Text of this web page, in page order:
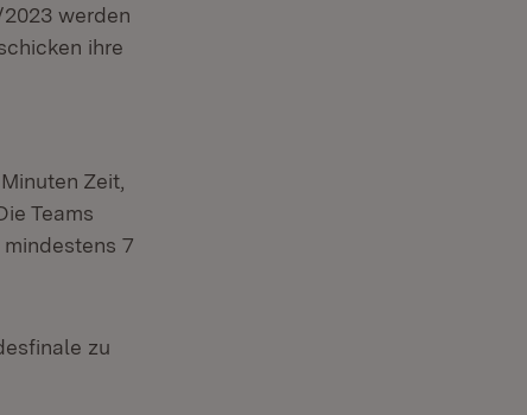
werden
ihre
Zeit,
Teams
7
zu